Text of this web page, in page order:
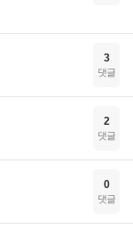
3
댓글
2
댓글
0
댓글